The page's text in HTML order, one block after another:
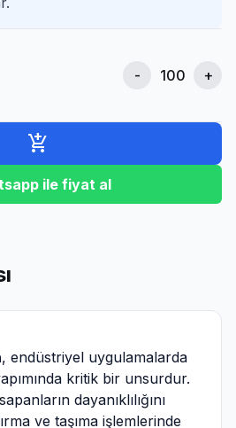
- +
add_shopping_cart
ile fiyat al
, endüstriyel uygulamalarda
kritik bir unsurdur.
dayanıklılığını
ve taşıma işlemlerinde